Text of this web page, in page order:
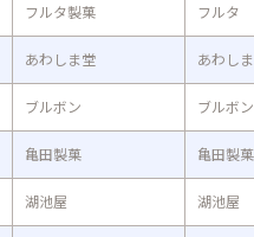
フルタ製菓 フルタ
あわしま堂 あわし
ブルボン ブルボ
亀田製菓 亀田製
湖池屋 湖池屋